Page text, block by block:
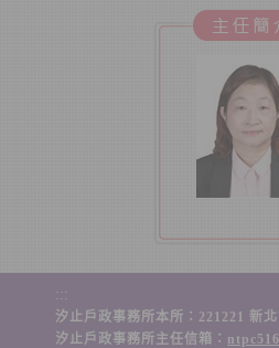
:::
汐止戶政事務所本所：221221 新
汐止戶政事務所主任信箱：